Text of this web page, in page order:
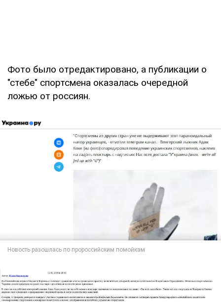
Фото было отредактировано, а публикации о
"стебе" спортсмена оказалась очередной
ложью от россиян.